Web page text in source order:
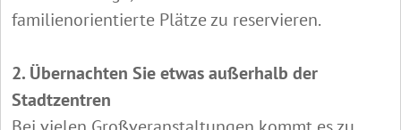
familienorientierte Plätze zu reservieren.
2. Übernachten Sie etwas außerhalb der
Stadtzentren